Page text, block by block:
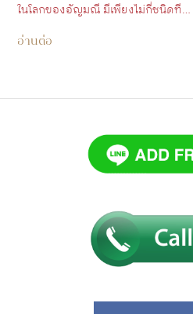
ในโลกของอัญมณี มีเพียงไม่กี่ชนิดที…
อ่านต่อ